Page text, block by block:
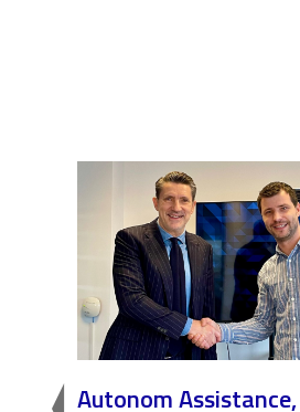
Autonom